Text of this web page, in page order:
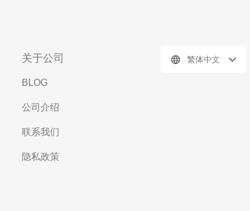
关于公司
BLOG
公司介绍
联系我们
隐私政策
繁体中文